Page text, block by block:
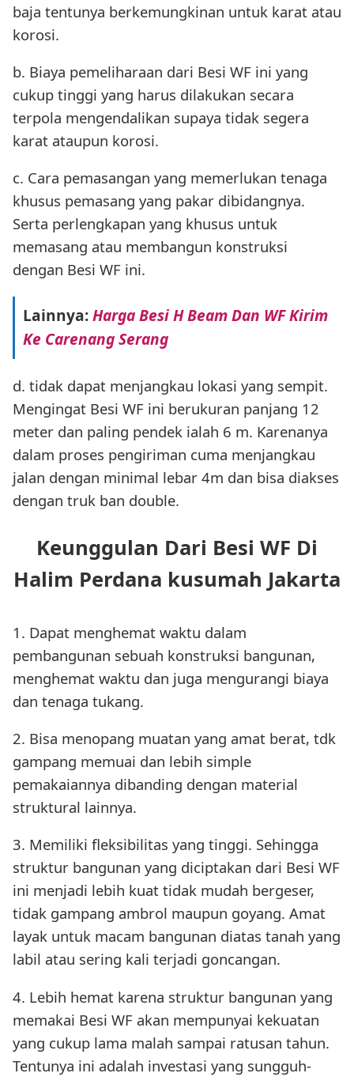
baja tentunya berkemungkinan untuk karat atau
korosi.
b. Biaya pemeliharaan dari Besi WF ini yang
cukup tinggi yang harus dilakukan secara
terpola mengendalikan supaya tidak segera
karat ataupun korosi.
c. Cara pemasangan yang memerlukan tenaga
khusus pemasang yang pakar dibidangnya.
Serta perlengkapan yang khusus untuk
memasang atau membangun konstruksi
dengan Besi WF ini.
Lainnya:Harga Besi H Beam Dan WF Kirim
Ke Carenang Serang
d. tidak dapat menjangkau lokasi yang sempit.
Mengingat Besi WF ini berukuran panjang 12
meter dan paling pendek ialah 6 m. Karenanya
dalam proses pengiriman cuma menjangkau
jalan dengan minimal lebar 4m dan bisa diakses
dengan truk ban double.
Keunggulan Dari Besi WF Di
Halim Perdana kusumah Jakarta
1. Dapat menghemat waktu dalam
pembangunan sebuah konstruksi bangunan,
menghemat waktu dan juga mengurangi biaya
dan tenaga tukang.
2. Bisa menopang muatan yang amat berat, tdk
gampang memuai dan lebih simple
pemakaiannya dibanding dengan material
struktural lainnya.
3. Memiliki fleksibilitas yang tinggi. Sehingga
struktur bangunan yang diciptakan dari Besi WF
ini menjadi lebih kuat tidak mudah bergeser,
tidak gampang ambrol maupun goyang. Amat
layak untuk macam bangunan diatas tanah yang
labil atau sering kali terjadi goncangan.
4. Lebih hemat karena struktur bangunan yang
memakai Besi WF akan mempunyai kekuatan
yang cukup lama malah sampai ratusan tahun.
Tentunya ini adalah investasi yang sungguh-